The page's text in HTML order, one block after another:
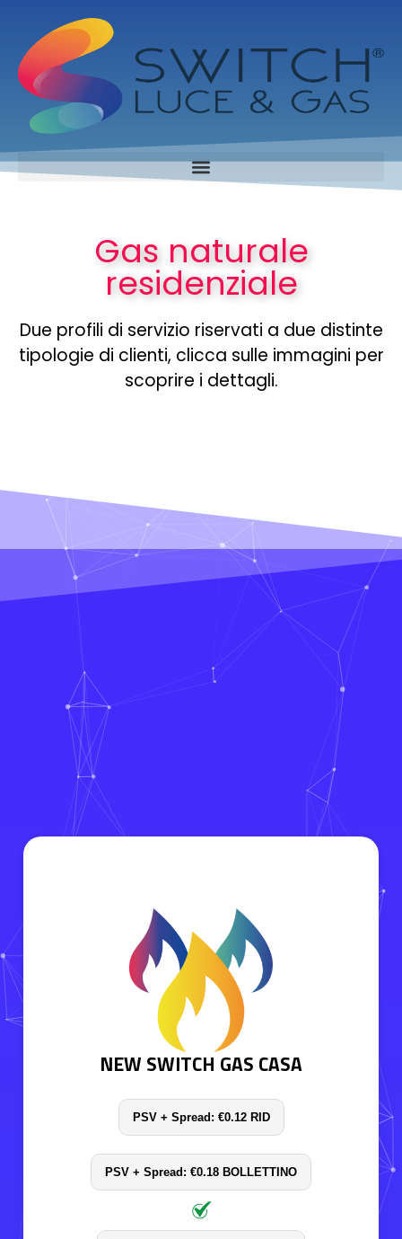
Gas naturale
residenziale
Due profili di servizio riservati a due distinte
tipologie di clienti, clicca sulle immagini per
scoprire i dettagli.
NEW SWITCH GAS CASA
PSV + Spread: €0.12 RID
PSV + Spread: €0.18 BOLLETTINO